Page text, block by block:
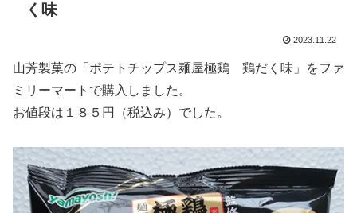
く味
2023.11.22
山芳製菓の「ポテトチップス麺屋極鶏 鶏だく味」をファ
ミリーマートで購入しました。
お値段は１８５円（税込み）でした。